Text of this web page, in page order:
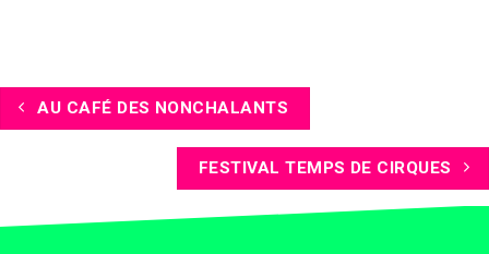
AU CAFÉ DES NONCHALANTS
FESTIVAL TEMPS DE CIRQUES